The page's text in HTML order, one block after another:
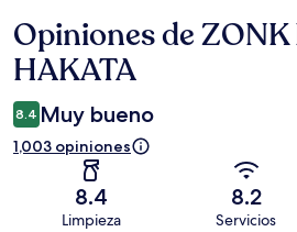
Opiniones
Opiniones de
HAKATA
8.4 Muy bueno
1,003 opiniones
8.4
Limpieza
8.2
Servicios